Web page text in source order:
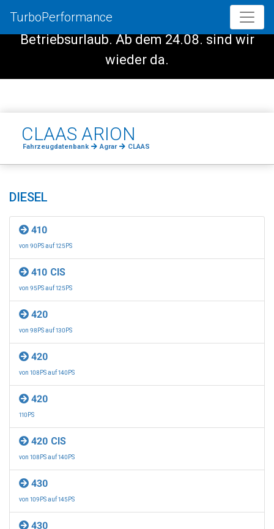
Vom 08.08. - 23.08. haben wir
Betriebsurlaub. Ab dem 24.08. sind wir
wieder da.
TurboPerformance
CLAAS ARION
Fahrzeugdatenbank Agrar CLAAS
DIESEL
410
von 90PS auf 125PS
410 CIS
von 95PS auf 125PS
420
von 98PS auf 130PS
420
von 108PS auf 140PS
420
110PS
420 CIS
von 108PS auf 140PS
430
von 109PS auf 145PS
430